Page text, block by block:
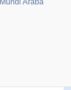
Mundi Araba